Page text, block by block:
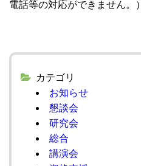
電話等の対応ができません。）
カテゴリ
お知らせ
懇談会
研究会
総合
講演会